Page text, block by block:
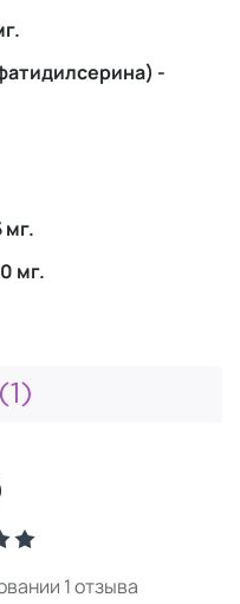
-
мг.
мг.
(1)
1 отзыва